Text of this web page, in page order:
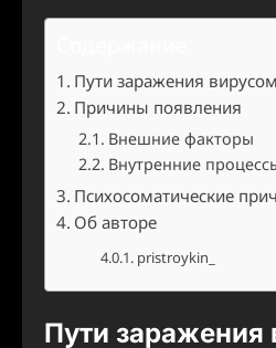
Пути заражения
Причины появления
Внешние факторы
Внутренние
Психосоматические
Об авторе
pristroykin_
Пути заражения